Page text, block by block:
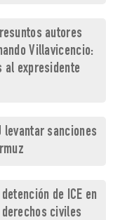
autores
Villavicencio:
al expresidente
levantar sanciones
de ICE en
civiles